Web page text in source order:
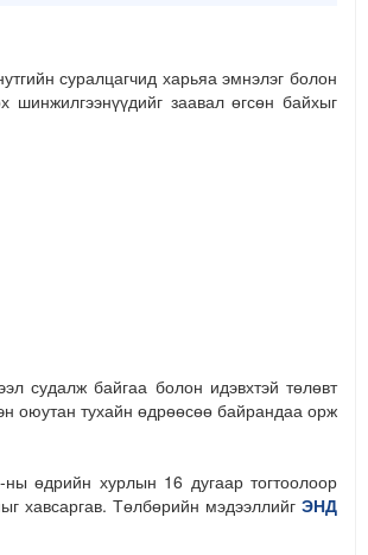
суралцагчид харьяа эмнэлэг болон
заавал өгсөн байхыг
судалж байгаа болон идэвхтэй төлөвт
оюутан тухайн өдрөөсөө байрандаа орж
өдрийн хурлын 16 дугаар тогтоолоор
хавсаргав. Төлбөрийн мэдээллийг ЭНД